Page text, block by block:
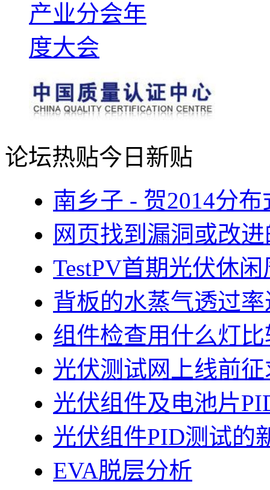
论坛热贴今日新贴
南乡子 - 贺2014分
网页找到漏洞或改
TestPV首期光伏休
背板的水蒸气透过
组件检查用什么灯
光伏测试网上线前
光伏组件及电池片
光伏组件PID测试的
EVA脱层分析